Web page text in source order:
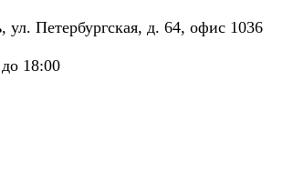
ул. Петербургская, д. 64, офис 1036
18:00